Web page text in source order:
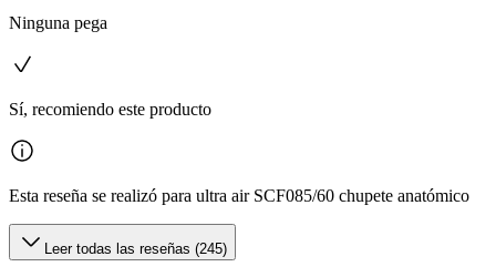
Ninguna pega
Sí, recomiendo este producto
Esta reseña se realizó para ultra air SCF085/60 chupete anatómico
Leer todas las reseñas (245)